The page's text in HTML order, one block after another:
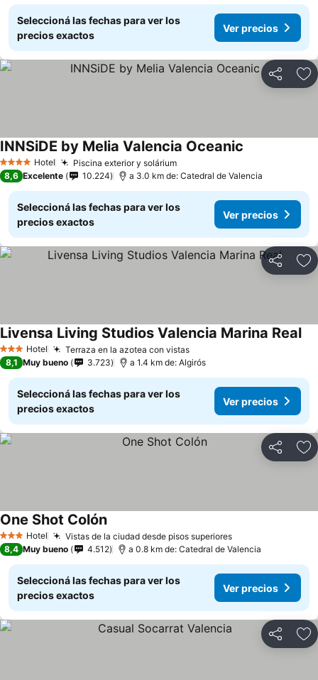
Seleccioná las fechas para ver los
precios exactos
Ver precios
Compartir
4 EstrellasHotel Piscina exterior y soláriumVer precios
INNSiDE by Melia Valencia Oceanic
8,6 Excelente 10.224 a 3.0 km de: Catedral de Valencia
Seleccioná las fechas para ver los
precios exactos
Ver precios
Compartir
3 Estrellas
Hotel Terraza en la azotea con vistasVer precios
Livensa Living Studios Valencia Marina Real
8,1 Muy bueno 3.723 a 1.4 km de: Algirós
Seleccioná las fechas para ver los
precios exactos
Ver precios
Compartir
3 Estrellas
Hotel Vistas de la ciudad desde pisos superioresVer precios
One Shot ColónVer precios
8,4 Muy bueno 4.512 a 0.8 km de: Catedral de Valencia
Seleccioná las fechas para ver los
precios exactos
Ver precios
Compartir